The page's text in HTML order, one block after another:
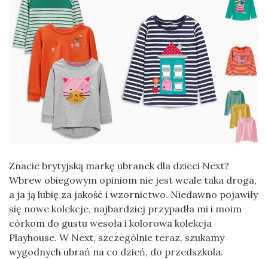
Znacie brytyjską markę ubranek dla dzieci Next?
Wbrew obiegowym opiniom nie jest wcale taka droga,
a ja ją lubię za jakość i wzornictwo. Niedawno pojawiły
się nowe kolekcje, najbardziej przypadła mi i moim
córkom do gustu wesoła i kolorowa kolekcja
Playhouse. W Next, szczególnie teraz, szukamy
wygodnych ubrań na co dzień, do przedszkola.